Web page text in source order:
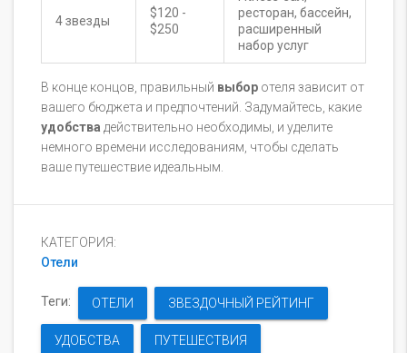
4 звезды
$120 -
$250
ресторан, бассейн,
расширенный
набор услуг
В конце концов, правильный выбор отеля зависит от
вашего бюджета и предпочтений. Задумайтесь, какие
удобства действительно необходимы, и уделите
немного времени исследованиям, чтобы сделать
ваше путешествие идеальным.
КАТЕГОРИЯ:
Отели
Теги: ОТЕЛИ ЗВЕЗДОЧНЫЙ РЕЙТИНГ
УДОБСТВА ПУТЕШЕСТВИЯ